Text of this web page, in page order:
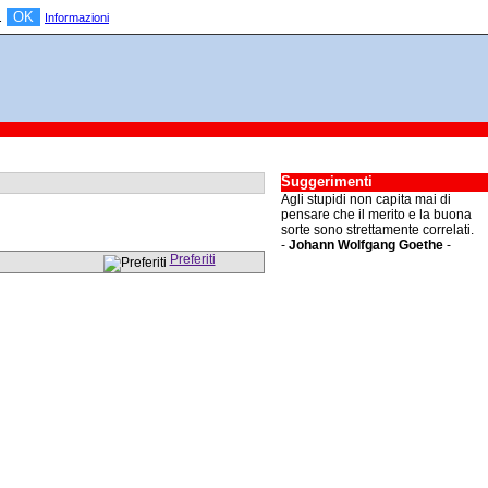
OK Informazioni
Preferiti
Suggerimenti
Agli stupidi non capita mai di
pensare che il merito e la buona
sorte sono strettamente correlati.
- Johann Wolfgang Goethe -